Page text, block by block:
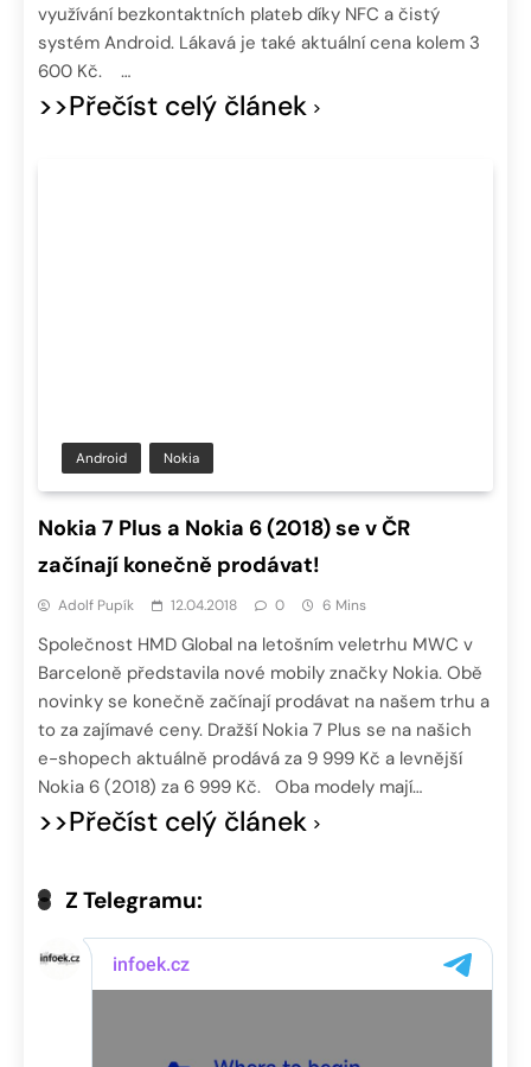
využívání bezkontaktních plateb díky NFC a čistý
systém Android. Lákavá je také aktuální cena kolem 3
600 Kč. …
>>Přečíst celý článek
Android Nokia
Nokia 7 Plus a Nokia 6 (2018) se v ČR
začínají konečně prodávat!
Adolf Pupík 12.04.2018 0 6 Mins
Společnost HMD Global na letošním veletrhu MWC v
Barceloně představila nové mobily značky Nokia. Obě
novinky se konečně začínají prodávat na našem trhu a
to za zajímavé ceny. Dražší Nokia 7 Plus se na našich
e-shopech aktuálně prodává za 9 999 Kč a levnější
Nokia 6 (2018) za 6 999 Kč. Oba modely mají…
>>Přečíst celý článek
Z Telegramu: